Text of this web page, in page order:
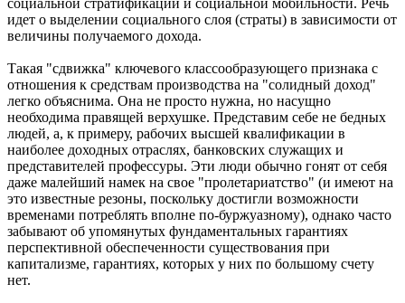
идет о выделении социального слоя (страты) в зависимости от
величины получаемого дохода.
Такая "сдвижка" ключевого классообразующего признака с
отношения к средствам производства на "солидный доход"
легко объяснима. Она не просто нужна, но насущно
необходима правящей верхушке. Представим себе не бедных
людей, а, к примеру, рабочих высшей квалификации в
наиболее доходных отраслях, банковских служащих и
представителей профессуры. Эти люди обычно гонят от себя
даже малейший намек на свое "пролетариатство" (и имеют на
это известные резоны, поскольку достигли возможности
временами потреблять вполне по-буржуазному), однако часто
забывают об упомянутых фундаментальных гарантиях
перспективной обеспеченности существования при
капитализме, гарантиях, которых у них по большому счету
нет.